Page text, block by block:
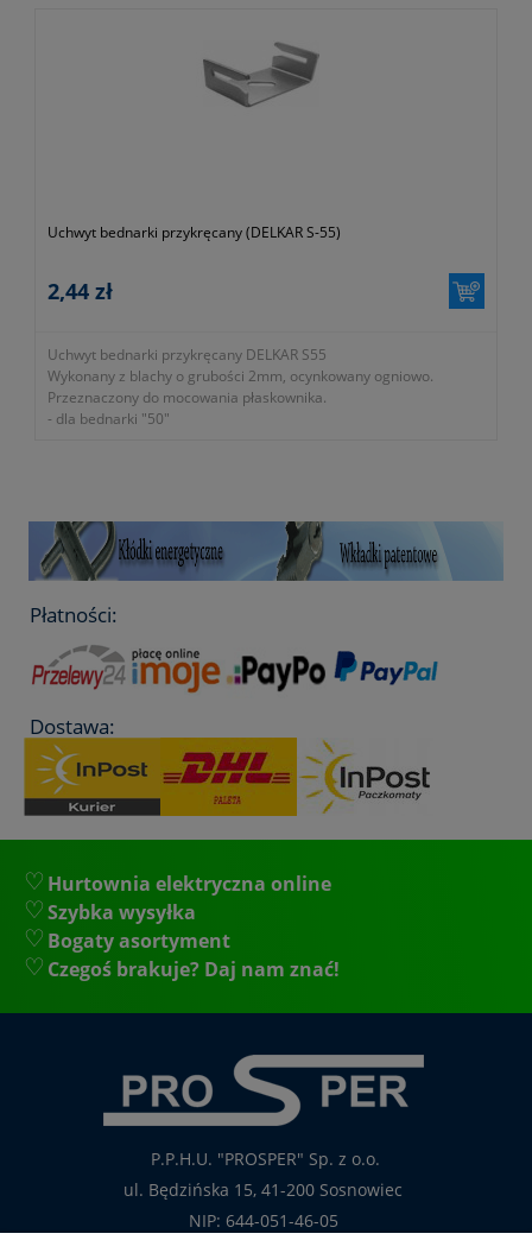
Uchwyt bednarki przykręcany (DELKAR S-55)
2,44 zł
Uchwyt bednarki przykręcany DELKAR S55
Wykonany z blachy o grubości 2mm, ocynkowany ogniowo.
Przeznaczony do mocowania płaskownika.
- dla bednarki "50"
Płatności:
Dostawa:
Hurtownia elektryczna online
Szybka wysyłka
Bogaty asortyment
Czegoś brakuje? Daj nam znać!
P.P.H.U. "PROSPER" Sp. z o.o.
ul. Będzińska 15, 41-200 Sosnowiec
NIP: 644-051-46-05